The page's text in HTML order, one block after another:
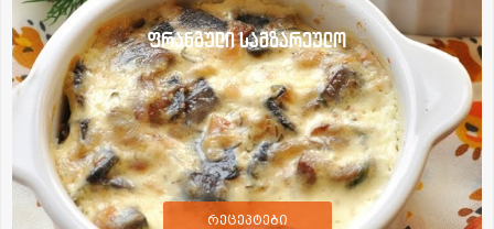
ფრანგული სამზარეულო
რეცეპტები